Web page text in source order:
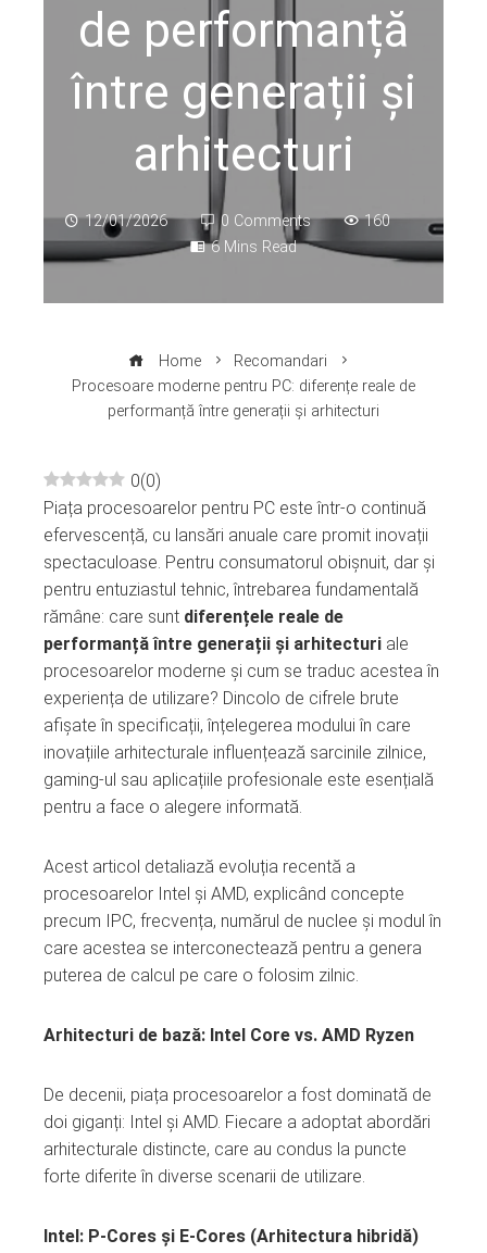
de performanță
între generații și
arhitecturi
12/01/2026 0 Comments
160
6 Mins Read
Home
Recomandari
Procesoare moderne pentru PC: diferențe reale de
performanță între generații și arhitecturi
0(0)
Piața procesoarelor pentru PC este într-o continuă
efervescență, cu lansări anuale care promit inovații
spectaculoase. Pentru consumatorul obișnuit, dar și
pentru entuziastul tehnic, întrebarea fundamentală
rămâne: care sunt diferențele reale de
performanță între generații și arhitecturi ale
procesoarelor moderne și cum se traduc acestea în
experiența de utilizare? Dincolo de cifrele brute
afișate în specificații, înțelegerea modului în care
inovațiile arhitecturale influențează sarcinile zilnice,
gaming-ul sau aplicațiile profesionale este esențială
pentru a face o alegere informată.
Acest articol detaliază evoluția recentă a
procesoarelor Intel și AMD, explicând concepte
precum IPC, frecvența, numărul de nuclee și modul în
care acestea se interconectează pentru a genera
puterea de calcul pe care o folosim zilnic.
Arhitecturi de bază: Intel Core vs. AMD Ryzen
De decenii, piața procesoarelor a fost dominată de
doi giganți: Intel și AMD. Fiecare a adoptat abordări
arhitecturale distincte, care au condus la puncte
forte diferite în diverse scenarii de utilizare.
Intel: P-Cores și E-Cores (Arhitectura hibridă)